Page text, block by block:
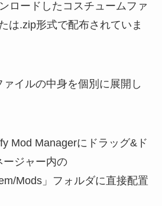
ロードしたコスチュームファ
は.zip形式で配布されていま
イルの中身を個別に展開し
Mod Managerにドラッグ&ド
ージャー内の
Mods」フォルダに直接配置